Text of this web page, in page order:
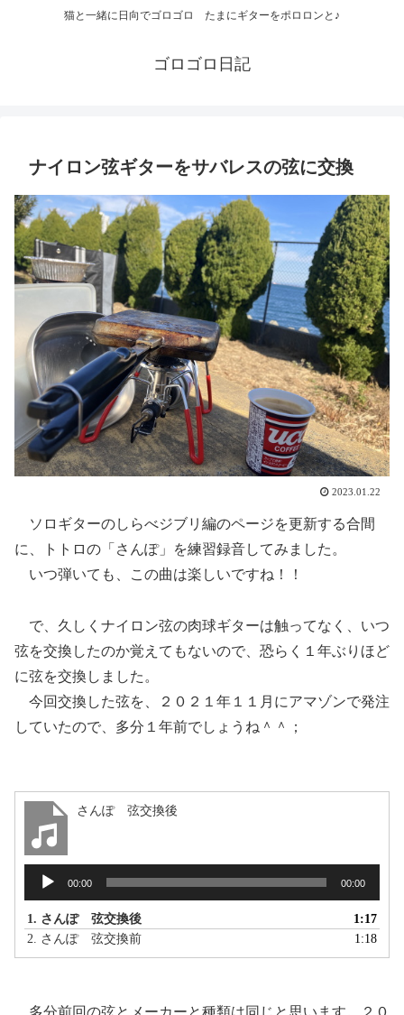
猫と一緒に日向でゴロゴロ たまにギターをポロロンと♪
ゴロゴロ日記
ナイロン弦ギターをサバレスの弦に交換
2023.01.22
ソロギターのしらべジブリ編のページを更新する合間
に、トトロの「さんぽ」を練習録音してみました。
いつ弾いても、この曲は楽しいですね！！
で、久しくナイロン弦の肉球ギターは触ってなく、いつ
弦を交換したのか覚えてもないので、恐らく１年ぶりほど
に弦を交換しました。
今回交換した弦を、２０２１年１１月にアマゾンで発注
していたので、多分１年前でしょうね＾＾；
さんぽ 弦交換後
レ
00:00 00:00
1. さんぽ 弦交換後
1:17
2. さんぽ 弦交換前 1:18
多分前回の弦とメーカーと種類は同じと思います。２０